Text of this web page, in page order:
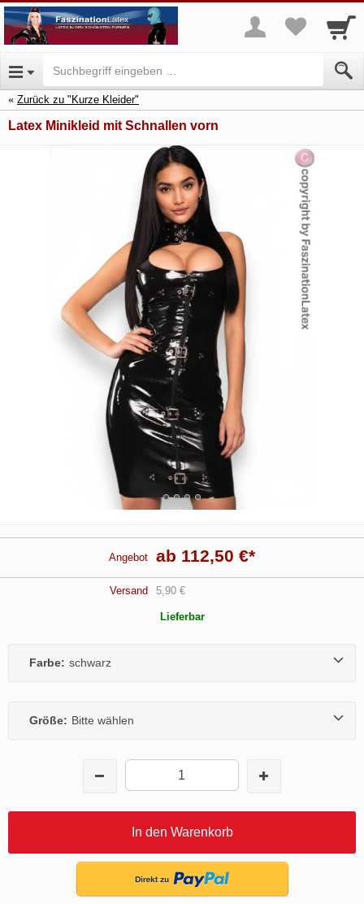
Zurück zu "Kurze Kleider"
Latex Minikleid mit Schnallen vorn
Angebot ab 112,50 €*
Versand 5,90 €
Lieferbar
Farbe: schwarz
Größe: Bitte wählen
In den Warenkorb